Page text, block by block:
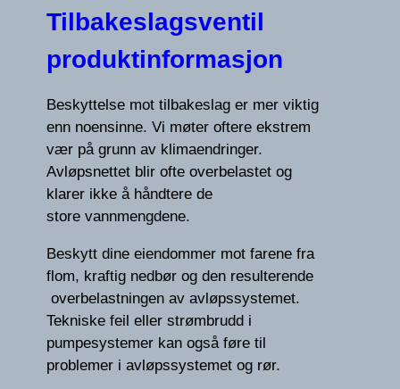
Tilbakeslagsventil
produktinformasjon
Beskyttelse mot tilbakeslag er mer viktig
enn noensinne. Vi møter oftere ekstrem
vær på grunn av klimaendringer.
Avløpsnettet blir ofte overbelastet og
klarer ikke å håndtere de
store vannmengdene.
Beskytt dine eiendommer mot farene fra
flom, kraftig nedbør og den resulterende
overbelastningen av avløpssystemet.
Tekniske feil eller strømbrudd i
pumpesystemer kan også føre til
problemer i avløpssystemet og rør.